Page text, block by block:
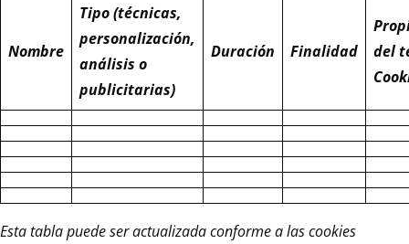
Nombre
Tipo (técnicas,
personalización,
análisis o
publicitarias)
Duración Finalidad
del
Esta tabla puede ser actualizada conforme a las cookies